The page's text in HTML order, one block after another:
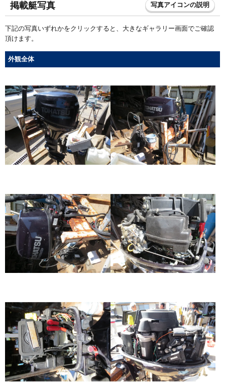
掲載艇写真 写真アイコンの説明
下記の写真いずれかをクリックすると、大きなギャラリー画面でご確認
頂けます。
外観全体